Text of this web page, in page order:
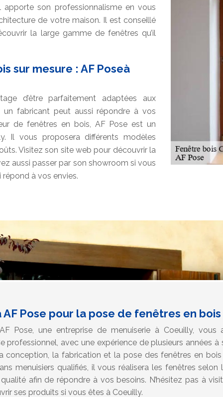
son professionnalisme en vous
de votre maison. Il est conseillé
la large gamme de fenêtres qu’il
sur mesure : AF Poseà
d’être parfaitement adaptées aux
fabricant peut aussi répondre à vos
de fenêtres en bois, AF Pose est un
Il vous proposera différents modèles
Visitez son site web pour découvrir la
aussi passer par son showroom si vous
répond à vos envies.
Pose pour la pose de fenêtres en
Pose, une entreprise de menuiserie à Coeuilly, vous
professionnel, avec une expérience de plusieurs années
conception, la fabrication et la pose des fenêtres en bois
menuisiers qualifiés, il vous réalisera les fenêtres
afin de répondre à vos besoins. N’hésitez pas à
ses produits si vous êtes à Coeuilly.